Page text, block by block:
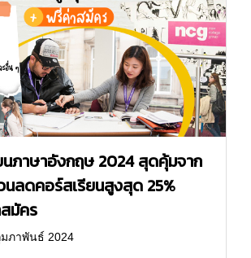
นภาษาอังกฤษ 2024 สุดคุ้มจาก
นลดคอร์สเรียนสูงสุด 25%
มัคร
ภาพันธ์ 2024